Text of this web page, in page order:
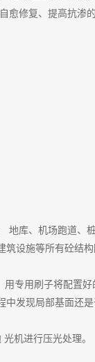
愈修复、提高抗渗的
地库、机场跑道、
设施等所有砼结构
专用刷子将配置
发现局部基面还是
光机进行压光处理。